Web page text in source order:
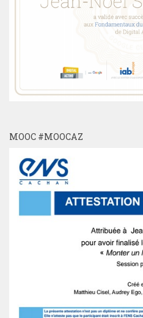
MOOC #MOOCAZ